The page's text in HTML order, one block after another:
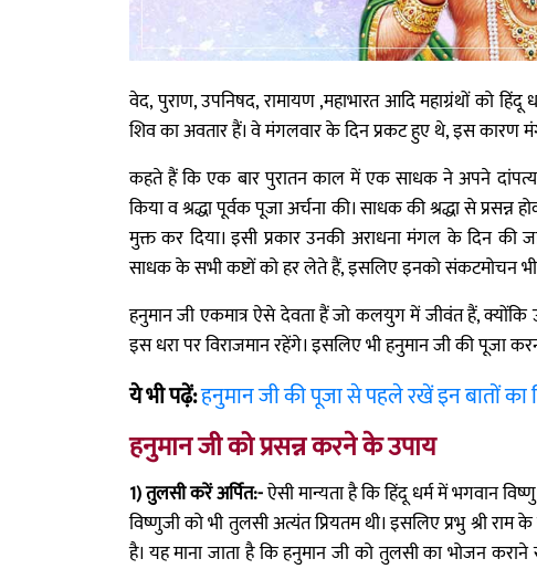
वेद, पुराण, उपनिषद, रामायण ,महाभारत आदि महाग्रंथों को
शिव का अवतार हैं। वे मंगलवार के दिन प्रकट हुए थे, इस कारण
कहते हैं कि एक बार पुरातन काल में एक साधक ने अपने दांपत्य
किया व श्रद्धा पूर्वक पूजा अर्चना की। साधक की श्रद्धा से
मुक्त कर दिया। इसी प्रकार उनकी अराधना मंगल के दिन की
साधक के सभी कष्टों को हर लेते हैं, इसलिए इनको संकटमोचन
हनुमान जी एकमात्र ऐसे देवता हैं जो कलयुग में जीवंत हैं, क्योंकि
इस धरा पर विराजमान रहेंगे। इसलिए भी हनुमान जी की पूजा
ये भी पढ़ें:हनुमान जी की पूजा से पहले रखें इन बातों का
हनुमान जी को प्रसन्न करने के उपाय
1) तुलसी करें अर्पित:-ऐसी मान्यता है कि हिंदू धर्म में भगवान
विष्णुजी को भी तुलसी अत्यंत प्रियतम थी। इसलिए प्रभु श्री
है। यह माना जाता है कि हनुमान जी को तुलसी का भोजन